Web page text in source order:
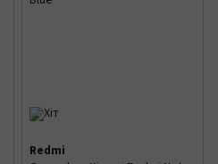
Redmi